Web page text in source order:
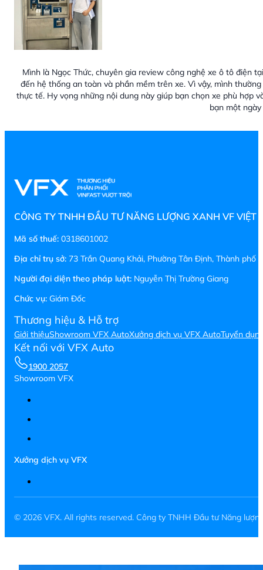
Mình là Ngọc Thức, chuyên gia review công nghệ xe ô tô điện
đến hệ thống an toàn và phần mềm trên xe. Vì vậy, mình
thực tế. Hy vọng những nội dung này giúp bạn chọn xe phù hợp
bạn một
CÔNG TY TNHH ĐẦU TƯ NĂNG LƯỢNG XANH VF VIỆT
Mã số thuế: 0318601002
Địa chỉ trụ sở: 73 Trần Quang Khải, Phường Tân Định, Thành phố
Người đại diện theo pháp luật: Nguyễn Thị Trường Giang
Chức vụ: Giám Đốc
Thương hiệu & Hỗ trợ
Giới thiệuShowroom VFX AutoXưởng dịch vụ VFX AutoTuyển
Kết nối với VFX Auto
1900 2057
Showroom VFX
Xưởng dịch vụ VFX
© 2026 VFX. All rights reserved. Công ty TNHH Đầu tư Năng